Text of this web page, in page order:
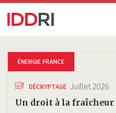
au
contenu
principal
ÉNERGIE FRANCE
DÉCRYPTAGE Juillet 2026
Un droit à la fraîcheur